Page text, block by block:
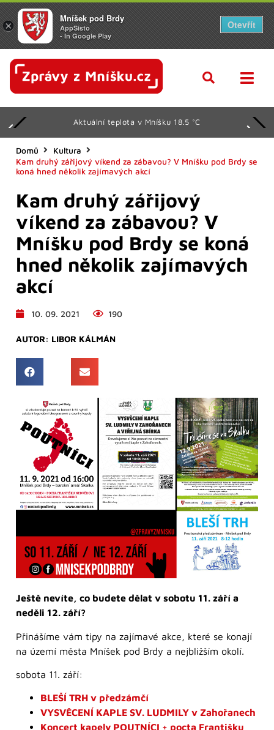
Aktuální teplota v Mníšku 18.5 °C
Domů
Kultura
Kam druhý zářijový víkend za zábavou? V Mníšku pod Brdy se
koná hned několik zajímavých akcí
Kam druhý zářijový
víkend za zábavou? V
Mníšku pod Brdy se koná
hned několik zajímavých
akcí
10. 09. 2021 190
AUTOR: LIBOR KÁLMÁN
Ještě nevíte, co budete dělat v sobotu 11. září a
neděli 12. září?
Přinášíme vám tipy na zajímavé akce, které se konají
na území města Mníšek pod Brdy a nejbližším okolí.
sobota 11. září:
BLEŠÍ TRH v předzámčí
VYSVĚCENÍ KAPLE SV. LUDMILY v Zahořanech
Koncert kapely POUTNÍCI + pocta Františku
×
Mníšek pod Brdy
AppSisto
- In Google Play
Otevřít